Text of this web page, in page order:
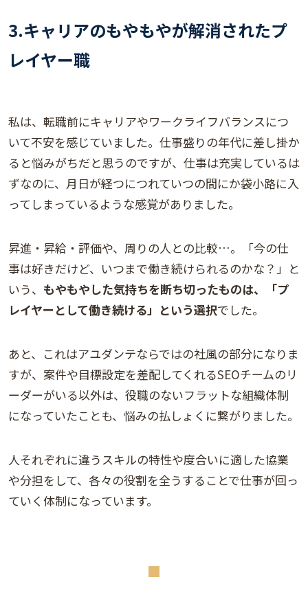
3.キャリアのもやもやが解消されたプ
レイヤー職
私は、転職前にキャリアやワークライフバランスにつ
いて不安を感じていました。仕事盛りの年代に差し掛か
ると悩みがちだと思うのですが、仕事は充実しているは
ずなのに、月日が経つにつれていつの間にか袋小路に入
ってしまっているような感覚がありました。
昇進・昇給・評価や、周りの人との比較…。「今の仕
事は好きだけど、いつまで働き続けられるのかな？」と
いう、 もやもやした気持ちを断ち切ったものは、「プ
レイヤーとして働き続ける」という選択でした。
あと、これはアユダンテならではの社風の部分になりま
すが、案件や目標設定を差配してくれるSEOチームのリ
ーダーがいる以外は、役職のないフラットな組織体制
になっていたことも、悩みの払しょくに繋がりました。
人それぞれに違うスキルの特性や度合いに適した協業
や分担をして、各々の役割を全うすることで仕事が回っ
ていく体制になっています。